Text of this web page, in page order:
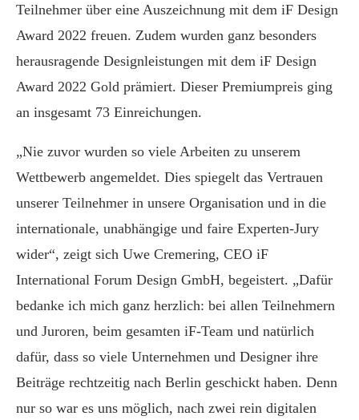
Teilnehmer über eine Auszeichnung mit dem iF Design
Award 2022 freuen. Zudem wurden ganz besonders
herausragende Designleistungen mit dem iF Design
Award 2022 Gold prämiert. Dieser Premiumpreis ging
an insgesamt 73 Einreichungen.
„Nie zuvor wurden so viele Arbeiten zu unserem
Wettbewerb angemeldet. Dies spiegelt das Vertrauen
unserer Teilnehmer in unsere Organisation und in die
internationale, unabhängige und faire Experten-Jury
wider“, zeigt sich Uwe Cremering, CEO iF
International Forum Design GmbH, begeistert. „Dafür
bedanke ich mich ganz herzlich: bei allen Teilnehmern
und Juroren, beim gesamten iF-Team und natürlich
dafür, dass so viele Unternehmen und Designer ihre
Beiträge rechtzeitig nach Berlin geschickt haben. Denn
nur so war es uns möglich, nach zwei rein digitalen